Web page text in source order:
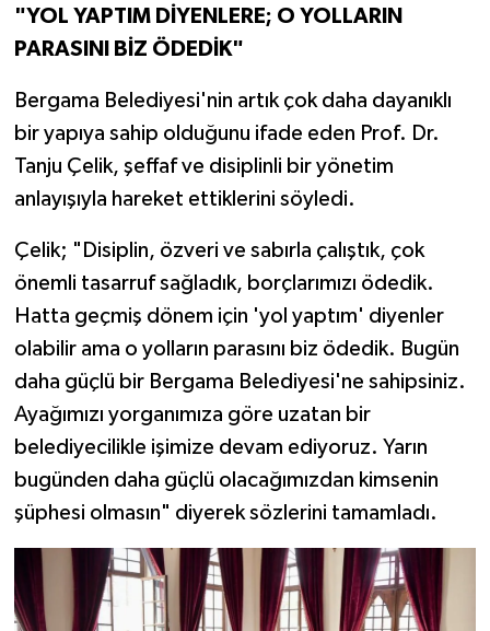
"YOL YAPTIM DİYENLERE; O YOLLARIN
PARASINI BİZ ÖDEDİK"
Bergama Belediyesi'nin artık çok daha dayanıklı
bir yapıya sahip olduğunu ifade eden Prof. Dr.
Tanju Çelik, şeffaf ve disiplinli bir yönetim
anlayışıyla hareket ettiklerini söyledi.
Çelik; "Disiplin, özveri ve sabırla çalıştık, çok
önemli tasarruf sağladık, borçlarımızı ödedik.
Hatta geçmiş dönem için 'yol yaptım' diyenler
olabilir ama o yolların parasını biz ödedik. Bugün
daha güçlü bir Bergama Belediyesi'ne sahipsiniz.
Ayağımızı yorganımıza göre uzatan bir
belediyecilikle işimize devam ediyoruz. Yarın
bugünden daha güçlü olacağımızdan kimsenin
şüphesi olmasın" diyerek sözlerini tamamladı.